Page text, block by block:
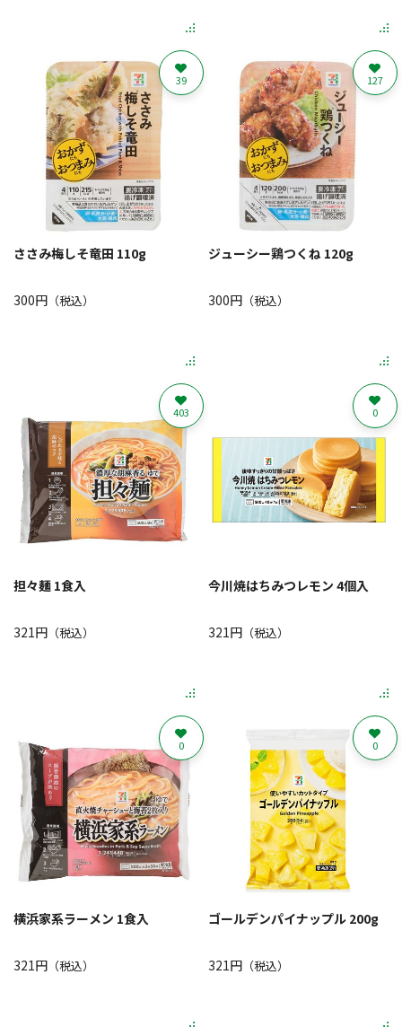
ささみ梅しそ竜田 110g
300円 （税込）
39
ジューシー鶏つくね 120g
300円（税込）
127
担々麺 1食入
321円 （税込）
403
今川焼はちみつレモン 4個入
321円（税込）
0
横浜家系ラーメン 1食入
321円 （税込）
0
ゴールデンパイナップル 200g
321円（税込）
0